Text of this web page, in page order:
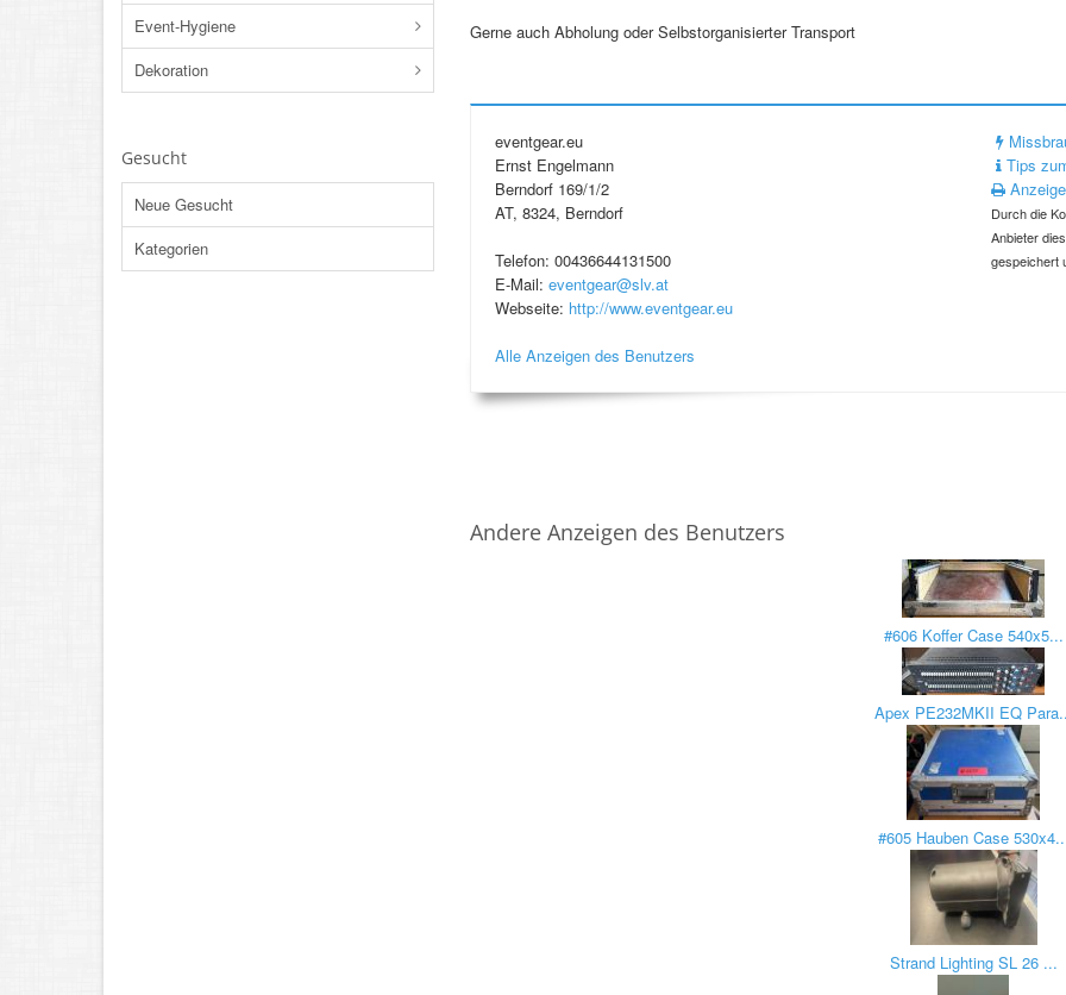
Event-Hygiene
Dekoration
Gesucht
Neue Gesucht
Kategorien
Gerne auch Abholung oder Selbstorganisierter Transport
eventgear.eu
Ernst Engelmann
Berndorf 169/1/2
AT, 8324, Berndorf
Telefon: 00436644131500
E-Mail: eventgear@slv.at
Webseite: http://www.eventgear.eu
Alle Anzeigen des Benutzers
Tips
Durch die
Anbieter
gespeichert
Andere Anzeigen des Benutzers
#606 Koffer Case 540x5...
Apex PE232MKII EQ
#605 Hauben Case
Strand Lighting SL 26 ...